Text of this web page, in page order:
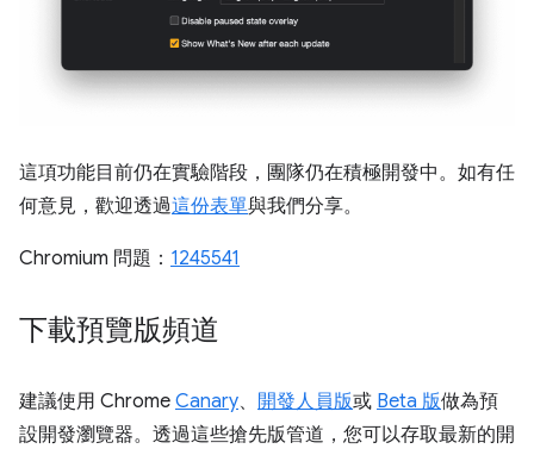
這項功能目前仍在實驗階段，團隊仍在積極開發中。如有任
何意見，歡迎透過這份表單與我們分享。
Chromium 問題： 1245541
下載預覽版頻道
建議使用 Chrome Canary、 開發人員版或 Beta 版做為預
設開發瀏覽器。透過這些搶先版管道，您可以存取最新的開